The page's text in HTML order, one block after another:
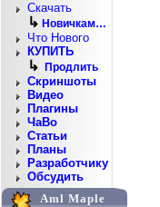
Скачать
↳ Новичкам…
Что Нового
КУПИТЬ
↳ Продлить
Скриншоты
Видео
Плагины
ЧаВо
Статьи
Планы
Разработчику
Обсудить
Aml Maple